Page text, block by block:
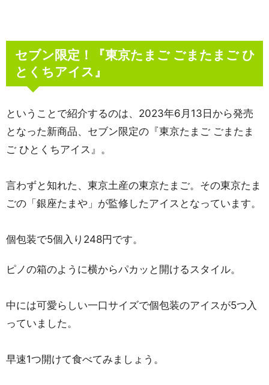
セブン限定！『東京たまご ごまたまご ひ
とくちアイス』
ということで紹介するのは、2023年6月13日から発売
となった新商品、セブン限定の『東京たまご ごまたま
ご ひとくちアイス』。
言わずと知れた、東京土産の東京たまご。その東京たま
ごの「銀座たまや」が監修したアイスとなっています。
個包装で5個入り248円です。
ピノの箱のように横からパカッと開けるスタイル。
中には可愛らしい一口サイズで個包装のアイスが5つ入
っていました。
早速1つ開けて食べてみましょう。